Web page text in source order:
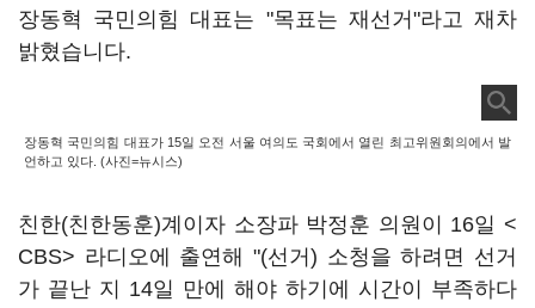
장동혁 국민의힘 대표는 "목표는 재선거"라고 재차
밝혔습니다.
장동혁 국민의힘 대표가 15일 오전 서울 여의도 국회에서 열린 최고위원회의에서 발
언하고 있다. (사진=뉴시스)
친한(친한동훈)계이자 소장파 박정훈 의원이 16일 <
CBS> 라디오에 출연해 "(선거) 소청을 하려면 선거
가 끝난 지 14일 만에 해야 하기에 시간이 부족하다